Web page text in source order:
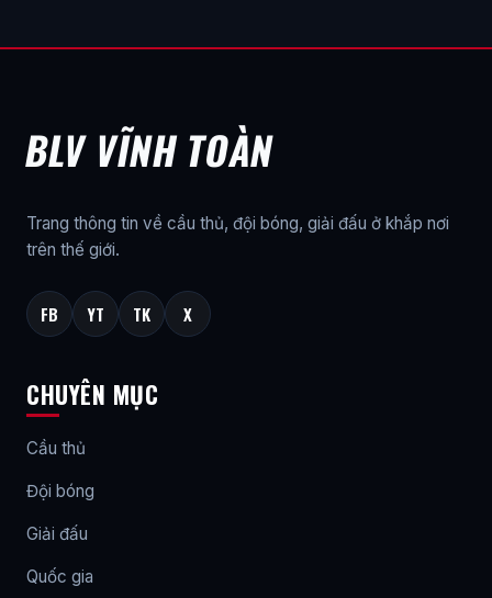
BLV VĨNH TOÀN
Trang thông tin về cầu thủ, đội bóng, giải đấu ở khắp nơi
trên thế giới.
FB YT TK X
CHUYÊN MỤC
Cầu thủ
Đội bóng
Giải đấu
Quốc gia